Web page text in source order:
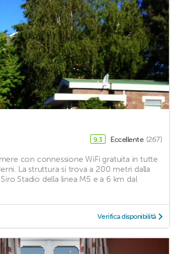
9,3 Eccellente (267)
con connessione WiFi gratuita in tutte
La struttura si trova a 200 metri dalla
Stadio della linea M5 e a 6 km dal
Verifica disponibilità